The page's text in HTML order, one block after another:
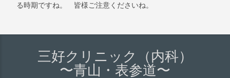
る時期ですね。 皆様ご注意くださいね。
三好クリニック（内科）
〜青山・表参道〜